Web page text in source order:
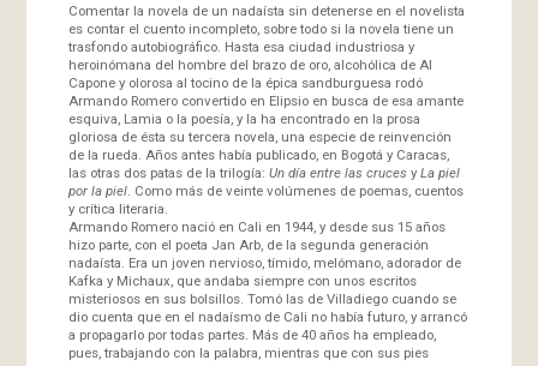
Comentar la novela de un nadaísta sin detenerse en el novelista
es contar el cuento incompleto, sobre todo si la novela tiene un
trasfondo autobiográfico. Hasta esa ciudad industriosa y
heroinómana del hombre del brazo de oro, alcohólica de Al
Capone y olorosa al tocino de la épica sandburguesa rodó
Armando Romero convertido en Elipsio en busca de esa amante
esquiva, Lamia o la poesía, y la ha encontrado en la prosa
gloriosa de ésta su tercera novela, una especie de reinvención
de la rueda. Años antes había publicado, en Bogotá y Caracas,
las otras dos patas de la trilogía: Un día entre las cruces y La piel
por la piel. Como más de veinte volúmenes de poemas, cuentos
y crítica literaria.
Armando Romero nació en Cali en 1944, y desde sus 15 años
hizo parte, con el poeta Jan Arb, de la segunda generación
nadaísta. Era un joven nervioso, tímido, melómano, adorador de
Kafka y Michaux, que andaba siempre con unos escritos
misteriosos en sus bolsillos. Tomó las de Villadiego cuando se
dio cuenta que en el nadaísmo de Cali no había futuro, y arrancó
a propagarlo por todas partes. Más de 40 años ha empleado,
pues, trabajando con la palabra, mientras que con sus pies